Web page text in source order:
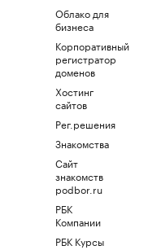
Облако для
бизнеса
Корпоративный
регистратор
доменов
Хостинг
сайтов
Рег.решения
Знакомства
Сайт
знакомств
podbor.ru
РБК
Компании
РБК Курсы